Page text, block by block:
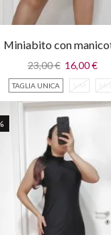
Miniabito con
23,00€ 16,00€
TAGLIA UNICA S/M M/L